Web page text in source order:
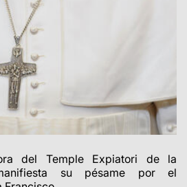
del Temple Expiatori de la
su pésame por el